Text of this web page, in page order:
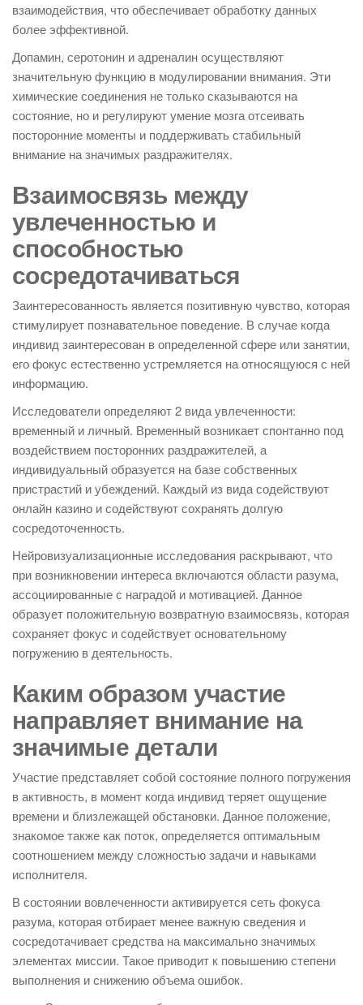
взаимодействия, что обеспечивает обработку данных
более эффективной.
Допамин, серотонин и адреналин осуществляют
значительную функцию в модулировании внимания. Эти
химические соединения не только сказываются на
состояние, но и регулируют умение мозга отсеивать
посторонние моменты и поддерживать стабильный
внимание на значимых раздражителях.
Взаимосвязь между
увлеченностью и
способностью
сосредотачиваться
Заинтересованность является позитивную чувство, которая
стимулирует познавательное поведение. В случае когда
индивид заинтересован в определенной сфере или занятии,
его фокус естественно устремляется на относящуюся с ней
информацию.
Исследователи определяют 2 вида увлеченности:
временный и личный. Временный возникает спонтанно под
воздействием посторонних раздражителей, а
индивидуальный образуется на базе собственных
пристрастий и убеждений. Каждый из вида содействуют
онлайн казино и содействуют сохранять долгую
сосредоточенность.
Нейровизуализационные исследования раскрывают, что
при возникновении интереса включаются области разума,
ассоциированные с наградой и мотивацией. Данное
образует положительную возвратную взаимосвязь, которая
сохраняет фокус и содействует основательному
погружению в деятельность.
Каким образом участие
направляет внимание на
значимые детали
Участие представляет собой состояние полного погружения
в активность, в момент когда индивид теряет ощущение
времени и близлежащей обстановки. Данное положение,
знакомое также как поток, определяется оптимальным
соотношением между сложностью задачи и навыками
исполнителя.
В состоянии вовлеченности активируется сеть фокуса
разума, которая отбирает менее важную сведения и
сосредотачивает средства на максимально значимых
элементах миссии. Такое приводит к повышению степени
выполнения и снижению объема ошибок.